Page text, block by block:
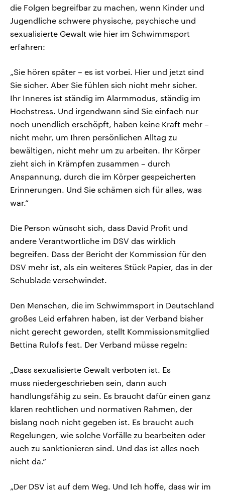
die Folgen begreifbar zu machen, wenn Kinder und
Jugendliche schwere physische, psychische und
sexualisierte Gewalt wie hier im Schwimmsport
erfahren:
„Sie hören später – es ist vorbei. Hier und jetzt sind
Sie sicher. Aber Sie fühlen sich nicht mehr sicher.
Ihr Inneres ist ständig im Alarmmodus, ständig im
Hochstress. Und irgendwann sind Sie einfach nur
noch unendlich erschöpft, haben keine Kraft mehr –
nicht mehr, um Ihren persönlichen Alltag zu
bewältigen, nicht mehr um zu arbeiten. Ihr Körper
zieht sich in Krämpfen zusammen – durch
Anspannung, durch die im Körper gespeicherten
Erinnerungen. Und Sie schämen sich für alles, was
war.“
Die Person wünscht sich, dass David Profit und
andere Verantwortliche im DSV das wirklich
begreifen. Dass der Bericht der Kommission für den
DSV mehr ist, als ein weiteres Stück Papier, das in der
Schublade verschwindet.
Den Menschen, die im Schwimmsport in Deutschland
großes Leid erfahren haben, ist der Verband bisher
nicht gerecht geworden, stellt Kommissionsmitglied
Bettina Rulofs fest. Der Verband müsse regeln:
„Dass sexualisierte Gewalt verboten ist. Es
muss niedergeschrieben sein, dann auch
handlungsfähig zu sein. Es braucht dafür einen ganz
klaren rechtlichen und normativen Rahmen, der
bislang noch nicht gegeben ist. Es braucht auch
Regelungen, wie solche Vorfälle zu bearbeiten oder
auch zu sanktionieren sind. Und das ist alles noch
nicht da.“
„Der DSV ist auf dem Weg. Und Ich hoffe, dass wir im